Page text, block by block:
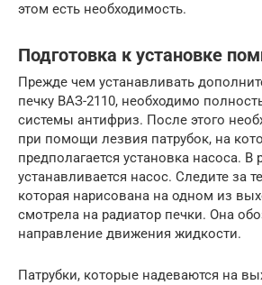
этом есть необходимость.
Подготовка к установке
Прежде чем устанавливать
печку ВАЗ-2110, необходимо
системы антифриз. После этого
при помощи лезвия патрубок, на
предполагается установка насоса. В
устанавливается насос. Следите за
которая нарисована на одном из
смотрела на радиатор печки. Она
направление движения жидкости.
Патрубки, которые надеваются на